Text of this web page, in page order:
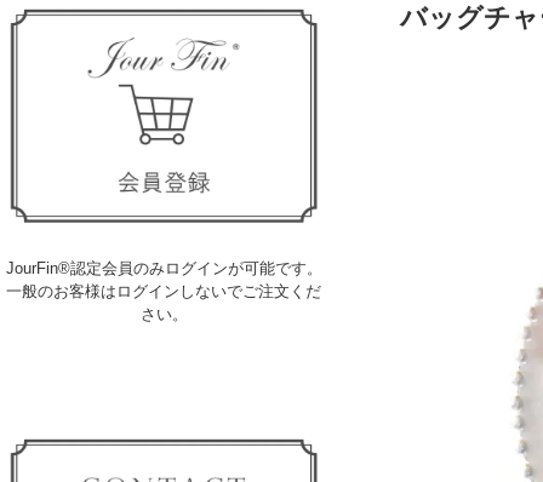
JourFin®認定会員のみログインが可能です。
一般のお客様はログインしないでご注文くだ
さい。
バッグチ